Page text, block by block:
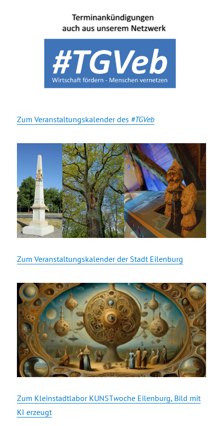
Zum Veranstaltungskalender des #TGVeb
Zum Veranstaltungskalender der Stadt Eilenburg
Zum Kleinstadtlabor KUNSTwoche Eilenburg, Bild mit
KI erzeugt